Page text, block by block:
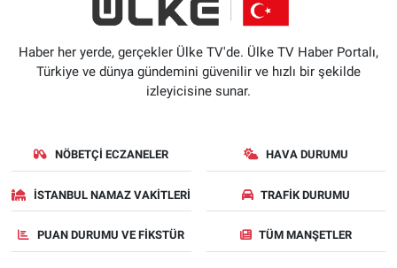
Haber her yerde, gerçekler Ülke TV'de. Ülke TV Haber Portalı,
Türkiye ve dünya gündemini güvenilir ve hızlı bir şekilde
izleyicisine sunar.
NÖBETÇI ECZANELER HAVA DURUMU
İSTANBUL NAMAZ VAKITLERI TRAFIK DURUMU
PUAN DURUMU VE FIKSTÜR TÜM MANŞETLER